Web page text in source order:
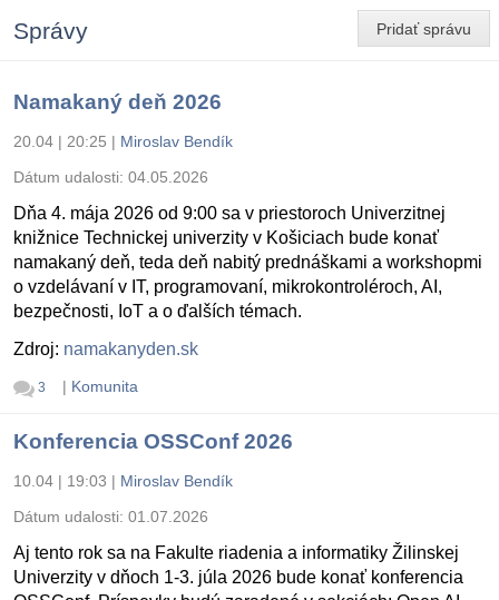
Pridať správu
Správy
Namakaný deň 2026
20.04 | 20:25 | Miroslav Bendík
Dátum udalosti: 04.05.2026
Dňa 4. mája 2026 od 9:00 sa v priestoroch Univerzitnej
knižnice Technickej univerzity v Košiciach bude konať
namakaný deň, teda deň nabitý prednáškami a workshopmi
o vzdelávaní v IT, programovaní, mikrokontroléroch, AI,
bezpečnosti, IoT a o ďalších témach.
Zdroj: namakanyden.sk
3 | Komunita
Konferencia OSSConf 2026
10.04 | 19:03 | Miroslav Bendík
Dátum udalosti: 01.07.2026
Aj tento rok sa na Fakulte riadenia a informatiky Žilinskej
Univerzity v dňoch 1-3. júla 2026 bude konať konferencia